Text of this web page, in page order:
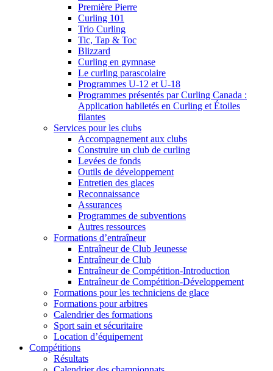
Première Pierre
Curling 101
Trio Curling
Tic, Tap & Toc
Blizzard
Curling en gymnase
Le curling parascolaire
Programmes U-12 et U-18
Programmes présentés par Curling Canada :
Application habiletés en Curling et Étoiles
filantes
Services pour les clubs
Accompagnement aux clubs
Construire un club de curling
Levées de fonds
Outils de développement
Entretien des glaces
Reconnaissance
Assurances
Programmes de subventions
Autres ressources
Formations d’entraîneur
Entraîneur de Club Jeunesse
Entraîneur de Club
Entraîneur de Compétition-Introduction
Entraîneur de Compétition-Développement
Formations pour les techniciens de glace
Formations pour arbitres
Calendrier des formations
Sport sain et sécuritaire
Location d’équipement
Compétitions
Résultats